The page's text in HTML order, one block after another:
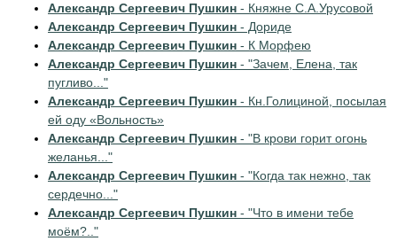
Александр Сергеевич Пушкин - Княжне С.А.Урусовой
Александр Сергеевич Пушкин - Дориде
Александр Сергеевич Пушкин - К Морфею
Александр Сергеевич Пушкин - "Зачем, Елена, так
пугливо..."
Александр Сергеевич Пушкин - Кн.Голициной, посылая
ей оду «Вольность»
Александр Сергеевич Пушкин - "В крови горит огонь
желанья..."
Александр Сергеевич Пушкин - "Когда так нежно, так
сердечно..."
Александр Сергеевич Пушкин - "Что в имени тебе
моём?.."